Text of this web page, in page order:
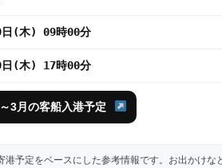
日(木) 09時00分
日(木) 17時00分
3月の客船入港予定
予定をベースにした参考情報です。お出かけな